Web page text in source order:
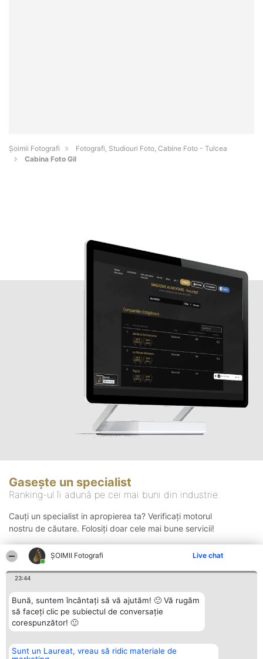
ȘOIMII Fotografi Live chat
23:44
Bună, suntem încântați să vă ajutăm! 🙂 Vă rugăm
să faceți clic pe subiectul de conversație
corespunzător! 🙂
Sunt un Laureat, vreau să ridic materiale de
Șoimii Fotografi
Fotografi, Studiouri Foto, Cabine Foto - Tulcea
Cabina Foto Gil
Gasește un specialist
Ranking-ul îi adună pe cei mai buni din industrie
Cauți un specialist in apropierea ta? Verificați motorul
nostru de căutare. Folosiți doar cele mai bune servicii!
Organizator Ranking Plebiscyt Contact